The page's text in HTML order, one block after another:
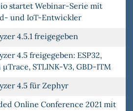
startet Webinar-Serie mit
und IoT-Entwickler
4.5.1 freigegeben
4.5 freigegeben: ESP32,
STLINK-V3, GBD-ITM
4.5 für Zephyr
Online Conference 2021 mit